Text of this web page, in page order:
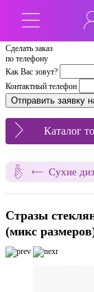
Сделать заказ
по телефону
Как Вас зовут?
Контактный телефон
Каталог
Сухие
Стразы
(микс